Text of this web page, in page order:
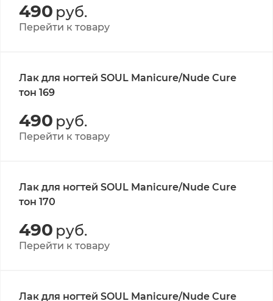
490 руб.
Перейти к товару
Лак для ногтей SOUL Manicure/Nude Cure
тон 169
490 руб.
Перейти к товару
Лак для ногтей SOUL Manicure/Nude Cure
тон 170
490 руб.
Перейти к товару
Лак для ногтей SOUL Manicure/Nude Cure